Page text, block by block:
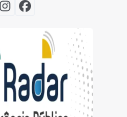
Acessar Instagram
Acessar Facebook